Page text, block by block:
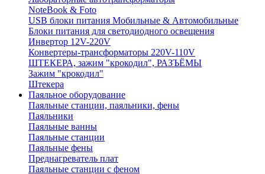
NoteBook & Foto
USB блоки питания Мобильные & Автомобильные
Блоки питания для светодиодного освещения
Инвертор 12V-220V
Конвертеры-трансформаторы 220V-110V
ШТЕКЕРА, зажим "крокодил", РАЗЪЁМЫ
Зажим "крокодил"
Штекера
Паяльное оборудование
Паяльные станции, паяльники, фены
Паяльники
Паяльные ванны
Паяльные станции
Паяльные фены
Преднагреватель плат
Паяльные станции с феном